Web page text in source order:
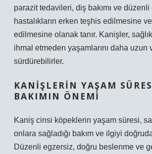
parazit tedavileri, diş bakımı ve düzenli
hastalıkların erken teşhis edilmesine
edilmesine olanak tanır. Kanişler,
ihmal etmeden yaşamlarını daha uzun
sürdürebilirler.
KANIŞLERIN YAŞAM
BAKIMIN ÖNEMI
Kaniş cinsi köpeklerin yaşam süresi,
onlara sağladığı bakım ve ilgiyi
Düzenli egzersiz, doğru beslenme ve